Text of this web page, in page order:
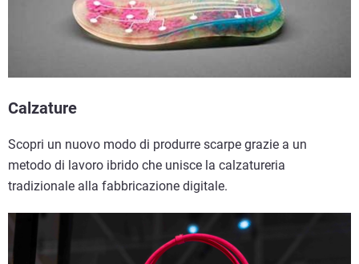
Calzature
Scopri un nuovo modo di produrre scarpe grazie a un
metodo di lavoro ibrido che unisce la calzatureria
tradizionale alla fabbricazione digitale.